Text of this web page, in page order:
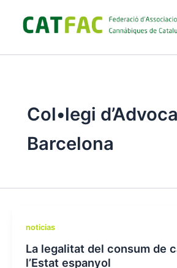
contenido
Col•legi
Barcelona
noticias
La legalitat del consum de
l’Estat espanyol